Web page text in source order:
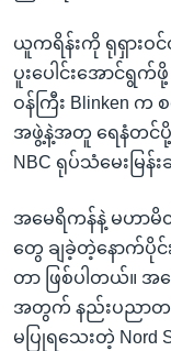
ယူကရိန်းကို ရုရှား
ပူးပေါင်းအောင်ရွက်
ဝန်ကြီး Blinken က
အဖွဲ့နဲ့အတူ ရေနံတင်
NBC ရုပ်သံမေးမြန်း
အမေရိကန်နဲ့ မဟာ
တွေ ချခဲ့တဲ့နောက်ပို
တာ ဖြစ်ပါတယ်။ အ
အတွက် နည်းပညာတ
မပြုရသေးတဲ့ Nord